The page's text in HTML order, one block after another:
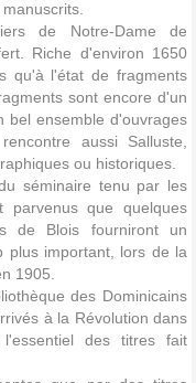
de Notre-Dame de
Riche d'environ 1650
qu'à l'état de fragments
sont encore d'un
bel ensemble d'ouvrages
aussi Salluste,
ou historiques.
séminaire tenu par les
parvenus que quelques
de Blois fourniront un
plus important, lors de la
1905.
des Dominicains
à la Révolution dans
des titres fait